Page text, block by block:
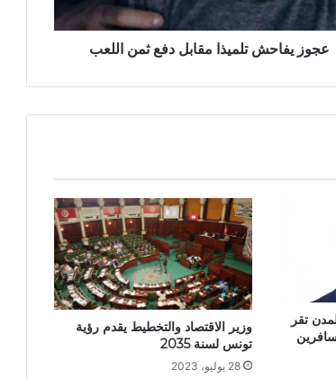
عجوز يفاحش تلميذا مقابل دفع ثمن اللعب
تقر
وزير الاقتصاد والتخطيط يقدم رؤية
تونس لسنة 2035‎
28 يوليو، 2023